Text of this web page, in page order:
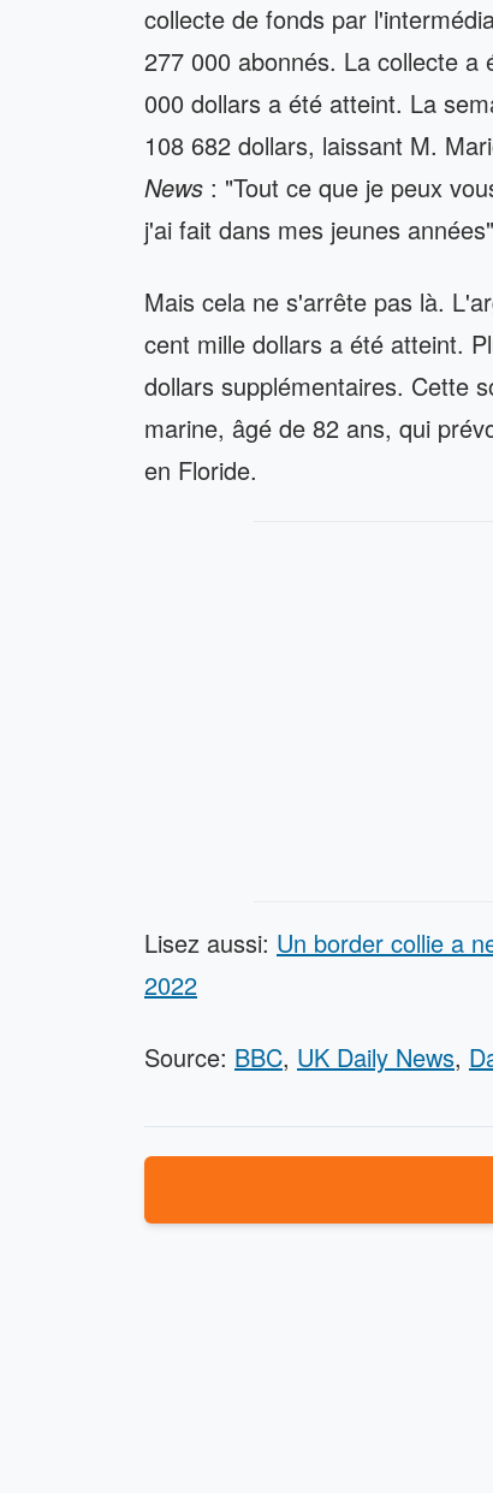
collecte de fonds par
277 000 abonnés. La collecte
000 dollars a été atteint. La
108 682 dollars, laissant M.
News : "Tout ce que je peux
j'ai fait dans mes jeunes
Mais cela ne s'arrête pas là.
cent mille dollars a été atteint.
dollars supplémentaires. Cette
marine, âgé de 82 ans, qui
en Floride.
Lisez aussi: Un border collie a
2022
Source: BBC, UK Daily News,